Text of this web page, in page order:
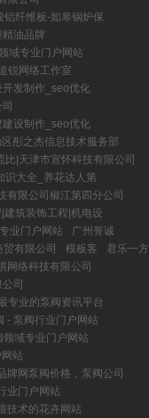
纤维板-如皋锅炉保
油品牌
域专业门户网站
锐网络工作室
发制作_seo优化
设制作_seo优化
彤之杰信息技术服务部
比|天津市宣怀科技有限公司
识大全_养花达人第
有限公司椒江第四分公司
建筑装饰工程|机电设
业门户网站
广州誉诚
贸有限公司 模板客
君乐一方
网络科技有限公司
司
专业的泵阀资讯平台
- 泵阀行业门户网站
域专业门户网站
站
牌网泵阀价格，泵阀公司
业门户网站
技术的花卉网站